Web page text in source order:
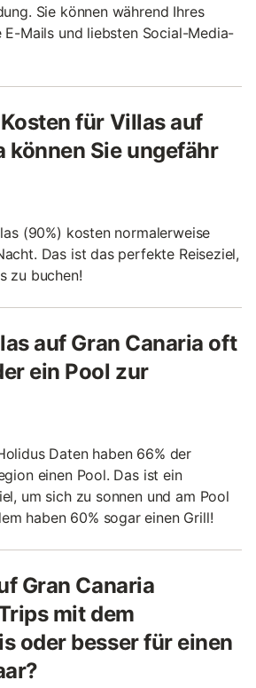
Sie können während Ihres
E-Mails und liebsten Social-Media-
für Villas auf
können Sie ungefähr
(90%) kosten normalerweise
Das ist das perfekte Reiseziel,
zu buchen!
auf Gran Canaria oft
ein Pool zur
Daten haben 66% der
einen Pool. Das ist ein
um sich zu sonnen und am Pool
haben 60% sogar einen Grill!
Gran Canaria
mit dem
oder besser für einen